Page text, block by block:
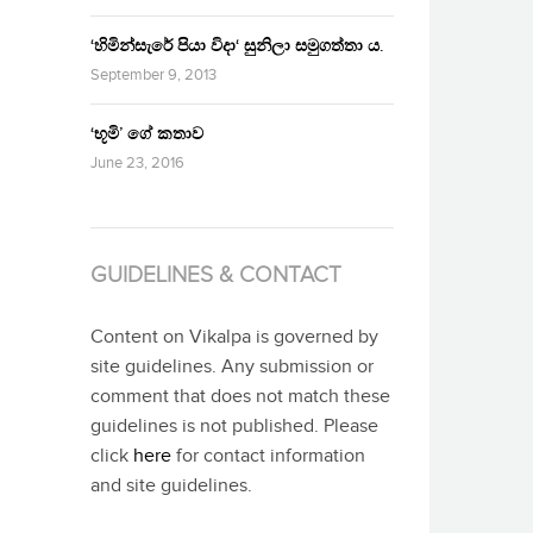
‘හිමින්සැරේ පියා විදා‘ සුනිලා සමුගත්තා ය.
September 9, 2013
‘භූමි’ ගේ කතාව
June 23, 2016
GUIDELINES & CONTACT
Content on Vikalpa is governed by
site guidelines. Any submission or
comment that does not match these
guidelines is not published. Please
click here for contact information
and site guidelines.